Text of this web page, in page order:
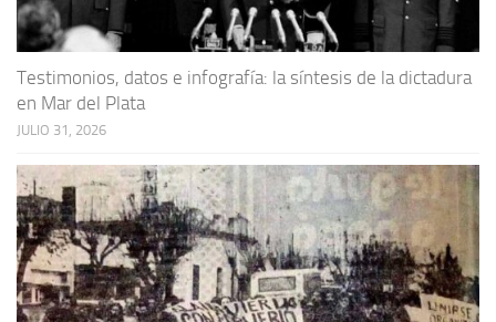
Testimonios, datos e infografía: la síntesis de la dictadura
en Mar del Plata
JULIO 31, 2026